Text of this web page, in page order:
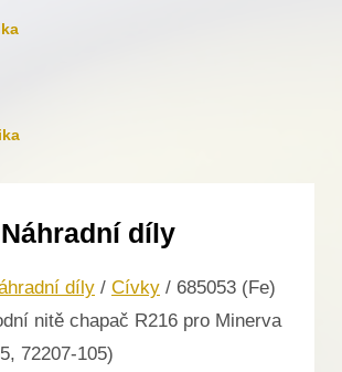
díly
díly / Cívky / 685053 (Fe)
nitě chapač R216 pro Minerva
72207-105)